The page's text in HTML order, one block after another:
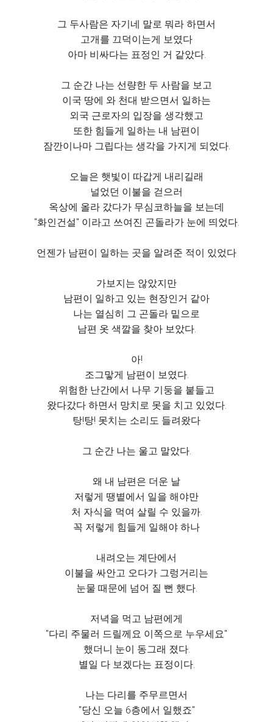
그 두사람은 자기네 말로 뭐라 하면서
고개를 끄덕이는게 보였다
아마 비싸다는 표정인 거 같았다.
그 순간 나는 선량한 두 사람을 보고
이국 땅에 와 천대 받으면서 일하는
외국 근로자의 입장을 생각했고
또한 힘들게 일하는 내 남편이
잠깐이나마 그립다는 생각을 가지게 되었다.
오늘은 햇빛이 따갑게 내리길래
널었던 이불을 걷으러
옥상에 올라 갔다가 무심코하늘을 보는데
"화인건설" 이라고 쓰여진 곤돌라가 눈에 띄었다.
언젠가 남편이 일하는 곳을 알려준 적이 있었다
가보지는 않았지만
남편이 일하고 있는 현장인거 같아
나는 열심히 그 곤돌라 밑으로
남편 옷 색깔을 찾아 보았다.
아!
조그맣게 남편이 보였다.
위험한 난간에서 나무 기둥을 붙들고
왔다갔다 하면서 망치로 못을 치고 있었다.
탕!탕! 못치는 소리도 들려왔다
그 순간 나는 울고 말았다.
왜 내 남편은 더운 날
저렇게 땡볕에서 일을 해야만
처 자식을 먹여 살릴 수 있을까.
꼭 저렇게 힘들게 일해야 하나
내려오는 계단에서
이불을 싸안고 오다가 그렁거리는
눈물 때문에 넘어 질 뻔 했다.
저녁을 먹고 남편에게
"다리 주물러 드릴께요 이쪽으로 누우세요"
했더니 눈이 동그래 졌다.
별일 다 보겠다는 표정이다.
나는 다리를 주무르면서
"당신 오늘 6층에서 일했죠"